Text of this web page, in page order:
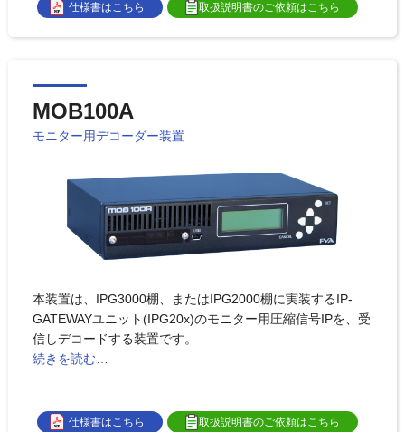
仕様書はこちら 取扱説明書のご依頼はこちら
MOB100A
モニター用デコーダー装置
本装置は、IPG3000棚、またはIPG2000棚に実装するIP-
GATEWAYユニット(IPG20x)のモニター用圧縮信号IPを、受
信しデコードする装置です。
続きを読む…
仕様書はこちら 取扱説明書のご依頼はこちら